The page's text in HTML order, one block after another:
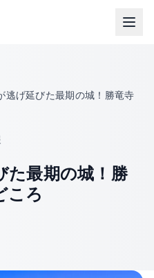
逃げ延びた最期の城！勝竜寺
た最期の城！勝
ころ